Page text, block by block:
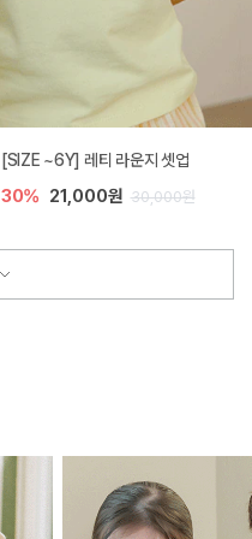
[SIZE ~6Y] 레티 라운지 셋업
30% 21,000원 30,000원